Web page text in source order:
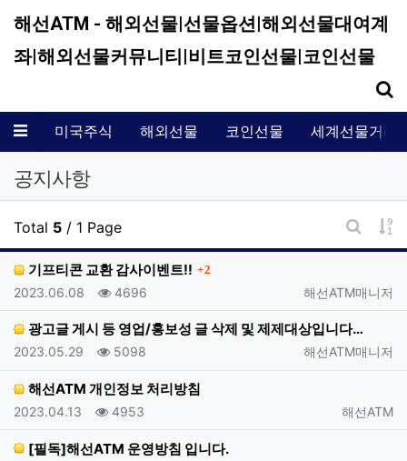
해선ATM - 해외선물|선물옵션|해외선물대여계
좌|해외선물커뮤니티|비트코인선물|코인선물
메뉴 미국주식 해외선물 코인선물 세계선물거래
공지사항
Total 5 / 1 Page
게시판
기프티콘 교환 감사이벤트!! 댓글
2
등록자
해선ATM매니저
등록일
2023.06.08 조회
4696
광고글 게시 등 영업/홍보성 글 삭제 및 제제대상입니다…
등록자
해선ATM매니저
등록일
2023.05.29 조회
5098
해선ATM 개인정보 처리방침
등록자
해선ATM
등록일
2023.04.13 조회
4953
[필독]해선ATM 운영방침 입니다.